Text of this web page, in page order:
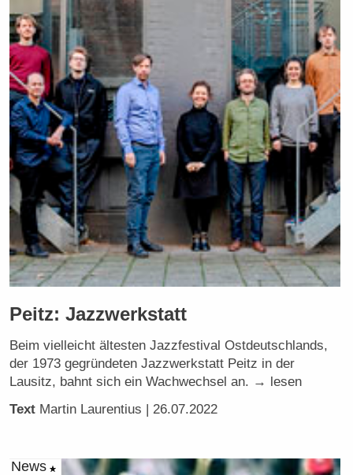
Peitz: Jazzwerkstatt
Beim vielleicht ältesten Jazzfestival Ostdeutschlands,
der 1973 gegründeten Jazzwerkstatt Peitz in der
Lausitz, bahnt sich ein Wachwechsel an. → lesen
Text Martin Laurentius | 26.07.2022
News